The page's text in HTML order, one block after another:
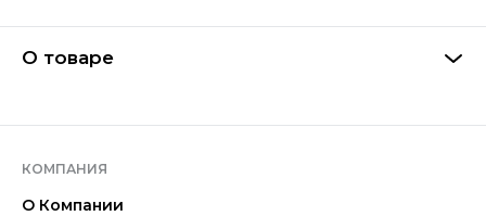
О товаре
КОМПАНИЯ
О Компании